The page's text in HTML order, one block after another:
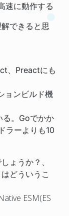
速に動作する
できると思
、Preactにも
ョンビルド機
る。Goでかか
ラーよりも10
ょうか？、
どういうこ
ESM(ES